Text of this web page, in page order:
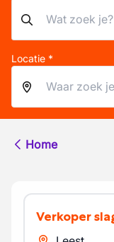
Locatie *
Home
Verkoper